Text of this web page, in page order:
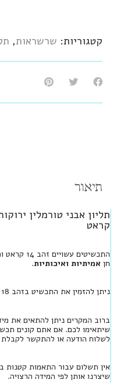
קטגוריות: שרשראות,
תיאור
קראט
התכשיטים
חן אמיתיות ואיכותיות.
ניתן להזמין את התכשיט בזהב 18 קראט ובשיבוץ של אבן חן אחרת.
ברוב המקרים ניתן להתאים את
שיתאימו לכם. אם אתם קונים
לשלוח הודעה או להתקשר לקבלת
אין תשלום עבור התאמות קטנות
שיצרנו אותן לפי המידה הרצויה.